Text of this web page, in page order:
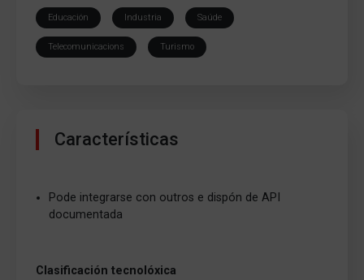
Educación Industria Saúde
Telecomunicacions Turismo
Características
Pode integrarse con outros e dispón de API
documentada
Clasificación tecnolóxica